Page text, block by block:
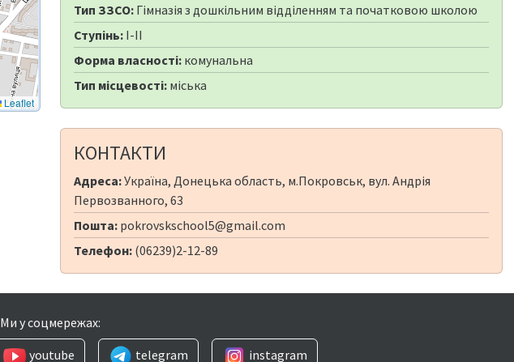
Leaflet
Тип ЗЗСО: Гімназія з дошкільним відділенням та початковою школою
Ступінь: I-II
Форма власності: комунальна
Тип місцевості: міська
КОНТАКТИ
Адреса:Україна, Донецька область, м.Покровськ, вул. Андрія
Первозванного, 63
Пошта: pokrovskschool5@gmail.com
Телефон: (06239)2-12-89
Ми у соцмережах:
youtube telegram instagram